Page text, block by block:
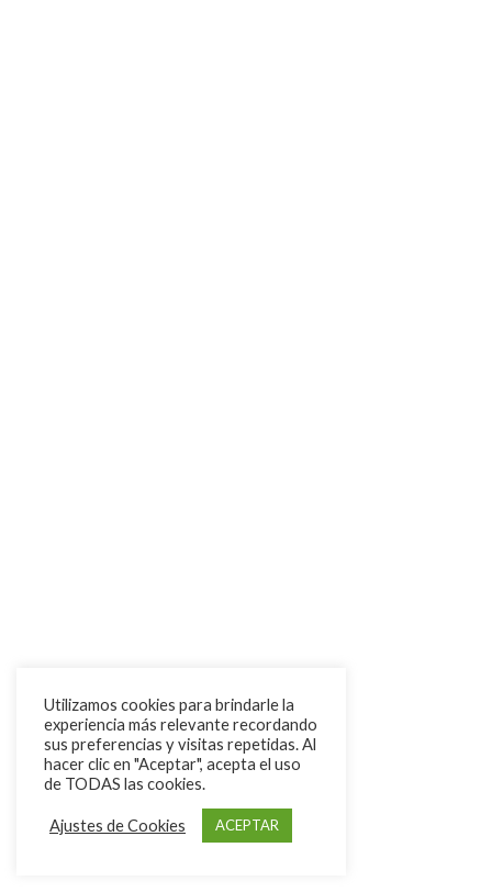
Utilizamos cookies para brindarle la
experiencia más relevante recordando
sus preferencias y visitas repetidas. Al
hacer clic en "Aceptar", acepta el uso
de TODAS las cookies.
Ajustes de Cookies ACEPTAR